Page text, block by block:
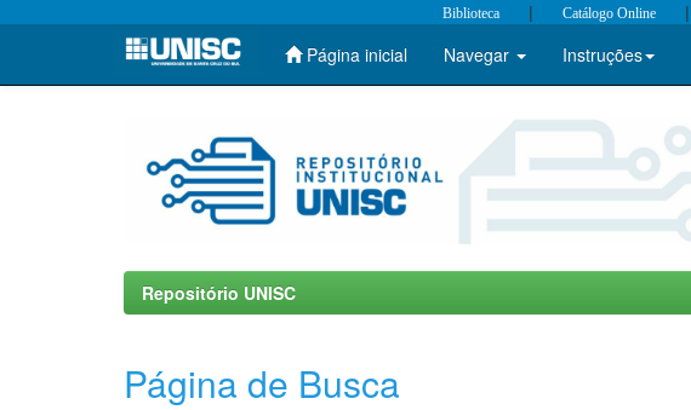
Skip
Biblioteca | Catálogo Online |
Página inicial Navegar Instruções
Repositório UNISC
Página de Busca